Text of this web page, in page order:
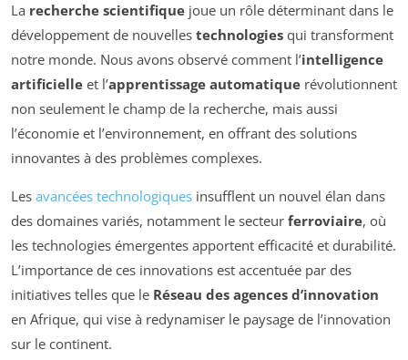
La recherche scientifique joue un rôle déterminant dans le
développement de nouvelles technologies qui transforment
notre monde. Nous avons observé comment l’intelligence
artificielle et l’apprentissage automatique révolutionnent
non seulement le champ de la recherche, mais aussi
l’économie et l’environnement, en offrant des solutions
innovantes à des problèmes complexes.
Les avancées technologiques insufflent un nouvel élan dans
des domaines variés, notamment le secteur ferroviaire, où
les technologies émergentes apportent efficacité et durabilité.
L’importance de ces innovations est accentuée par des
initiatives telles que le Réseau des agences d’innovation
en Afrique, qui vise à redynamiser le paysage de l’innovation
sur le continent.